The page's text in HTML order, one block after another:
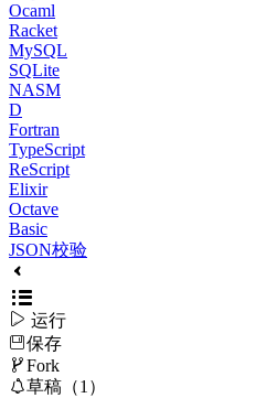
Ocaml
Racket
MySQL
SQLite
NASM
D
Fortran
TypeScript
ReScript
Elixir
Octave
Basic
JSON校验
 运行
保存
Fork
草稿（1）